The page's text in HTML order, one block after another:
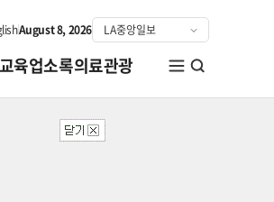
August 8, 2026
교육업소록의료관광